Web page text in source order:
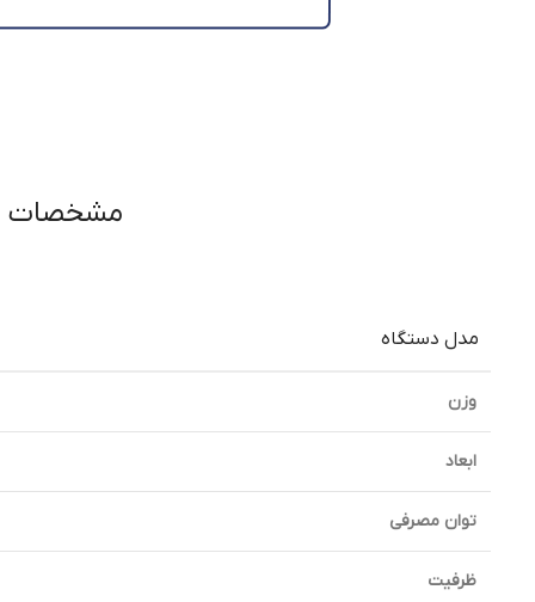
مشخصات
مدل دستگاه
وزن
ابعاد
توان مصرفی
ظرفیت